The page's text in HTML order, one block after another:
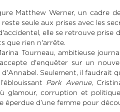
Matthew Werner, un cadre
seule aux prises avec les
elle se retrouve
que rien n'arrête.
Tourneau, ambitieuse
d'enquêter sur un
Seulement, il faudrait
Park Avenue,
glamour, corruption et
éperdue d’une femme pour